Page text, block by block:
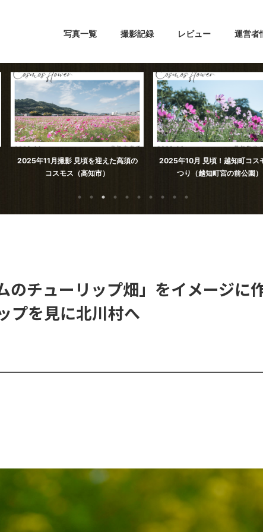
写真一覧 撮影記録 レビュー 運営者
迎えた高須の
市）
2025年10月 見頃！越知町コスモスま
つり（越知町宮の前公園）
加茂川親水公
ろ。（高
のチューリップ畑」をイメージに
プを見に北川村へ